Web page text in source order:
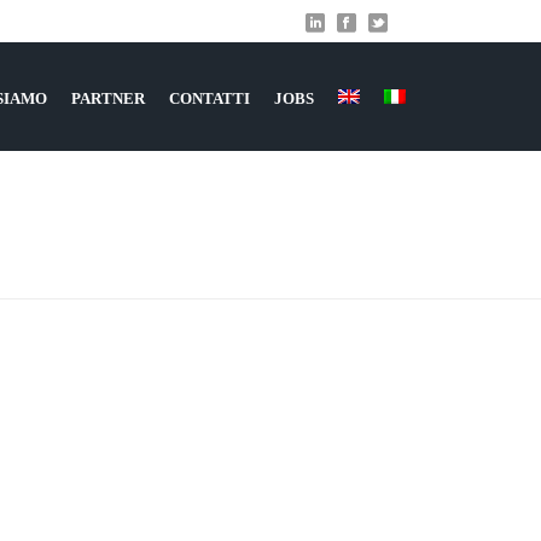
PARTNER CONTATTI JOBS